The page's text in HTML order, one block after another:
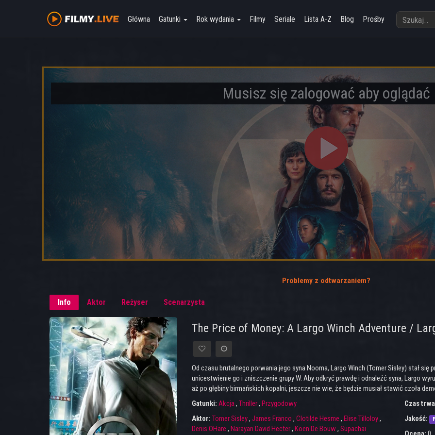
Główna Gatunki Rok wydania Filmy Seriale Lista A-Z Blog Prośby
Musisz się zalogować aby oglądać
Problemy z odtwarzaniem?
Info Aktor Reżyser Scenarzysta
The Price of Money: A Largo Winch Adventure /
Od czasu brutalnego porwania jego syna Nooma, Largo Winch (Tomer Sisley) stał
unicestwienie go i zniszczenie grupy W. Aby odkryć prawdę i odnaleźć syna, Largo
aż po głębiny birmańskich kopalni, jeszcze nie wie, że będzie musiał stawić czoła
Gatunki: Akcja, Thriller, Przygodowy
Aktor: Tomer Sisley, James Franco , Clotilde Hesme , Elise Tilloloy,
Denis OHare , Narayan David Hecter, Koen De Bouw, Supachai
Czas
Jakość: